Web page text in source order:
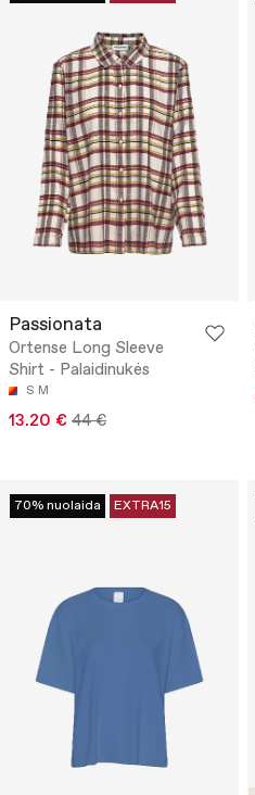
Passionata
Ortense Long Sleeve
Shirt - Palaidinukės
S M
13.20 € 44 €
70% nuolaida EXTRA15